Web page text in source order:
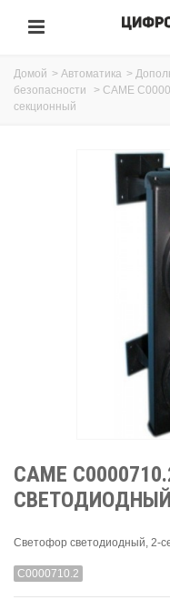
Домой > Автоматика >
безопасности
> CAME
секционный
CAME
Светофор светодиодный, 2-
C0000710.2